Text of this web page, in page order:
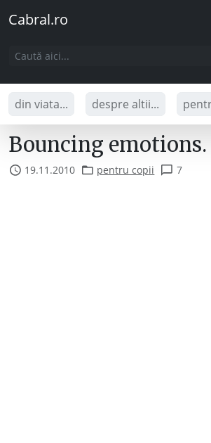
Cabral.ro
din viata... despre altii...
Bouncing emotions.
19.11.2010 pentru copii 7